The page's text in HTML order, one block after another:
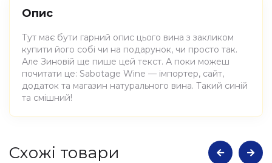
Опис
Тут має бути гарний опис цього вина з закликом
купити його собі чи на подарунок, чи просто так.
Але Зиновій ще пише цей текст. А поки можеш
почитати це: Sabotage Wine — імпортер, сайт,
додаток та магазин натурального вина. Такий синій
та смішний!
Атрибути
Cхожі товари